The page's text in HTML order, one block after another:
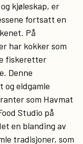
kjøleskap, er
fortsatt en
På
har kokker som
fiskeretter
Denne
og eldgamle
som Havmat
Studio på
en blanding av
tradisjoner, som